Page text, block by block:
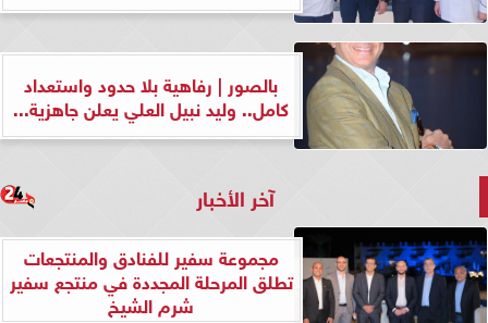
بالصور | رفاهية بلا حدود واستعداد
كامل.. وليد نبيل العلي يعلن جاهزية...
آخر الأخبار
مجموعة سفير للفنادق والمنتجعات
تطلق المرحلة المجددة في منتجع سفير
شرم الشيخ